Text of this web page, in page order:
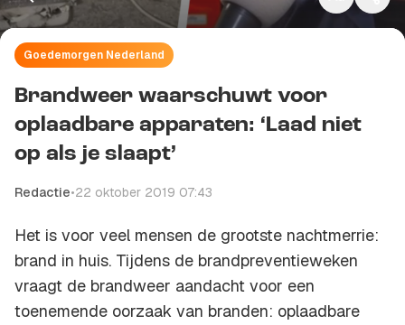
Goedemorgen Nederland
Brandweer waarschuwt voor
oplaadbare apparaten: ‘Laad niet
op als je slaapt’
Redactie•22 oktober 2019 07:43
Het is voor veel mensen de grootste nachtmerrie:
brand in huis. Tijdens de brandpreventieweken
vraagt de brandweer aandacht voor een
toenemende oorzaak van branden: oplaadbare